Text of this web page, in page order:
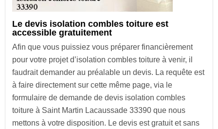
Le devis isolation combles toiture est
accessible gratuitement
Afin que vous puissiez vous préparer financièrement
pour votre projet d’isolation combles toiture à venir, il
faudrait demander au préalable un devis. La requête est
à faire directement sur cette même page, via le
formulaire de demande de devis isolation combles
toiture à Saint Martin Lacaussade 33390 que nous
mettons à votre disposition. Le devis est gratuit et sans